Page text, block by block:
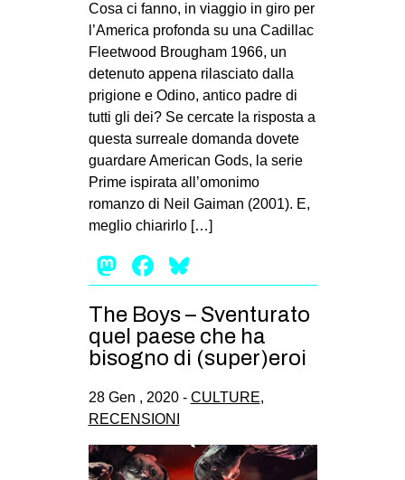
MOBILITAZIONI
SPAZI
SPORT POPOLARE
MOVIMENTI
AMBIENTE
ANTIFASCISMO
DIRITTO ALL’ABITARE
GENERI
MIGRAZIONI
REPRESSIONE
STUDENTI
CULTURE
CINEMA
Cosa ci fanno, in viaggio in giro per
l’America profonda su una Cadillac
Fleetwood Brougham 1966, un
detenuto appena rilasciato dalla
prigione e Odino, antico padre di
tutti gli dei? Se cercate la risposta a
questa surreale domanda dovete
guardare American Gods, la serie
Prime ispirata all’omonimo
romanzo di Neil Gaiman (2001). E,
meglio chiarirlo […]
Mastodon
Facebook
The Boys – Sventurato
quel paese che ha
bisogno di (super)eroi
28 Gen , 2020 - CULTURE,
RECENSIONI